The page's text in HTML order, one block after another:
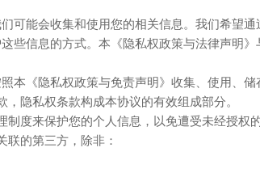
可能会收集和使用您的相关信息。我们希望
些信息的方式。本《隐私权政策与法律声明
本《隐私权政策与免责声明》收集、使用、储
隐私权条款构成本协议的有效组成部分。
度来保护您的个人信息，以免遭受未经授权
联的第三方，除非：